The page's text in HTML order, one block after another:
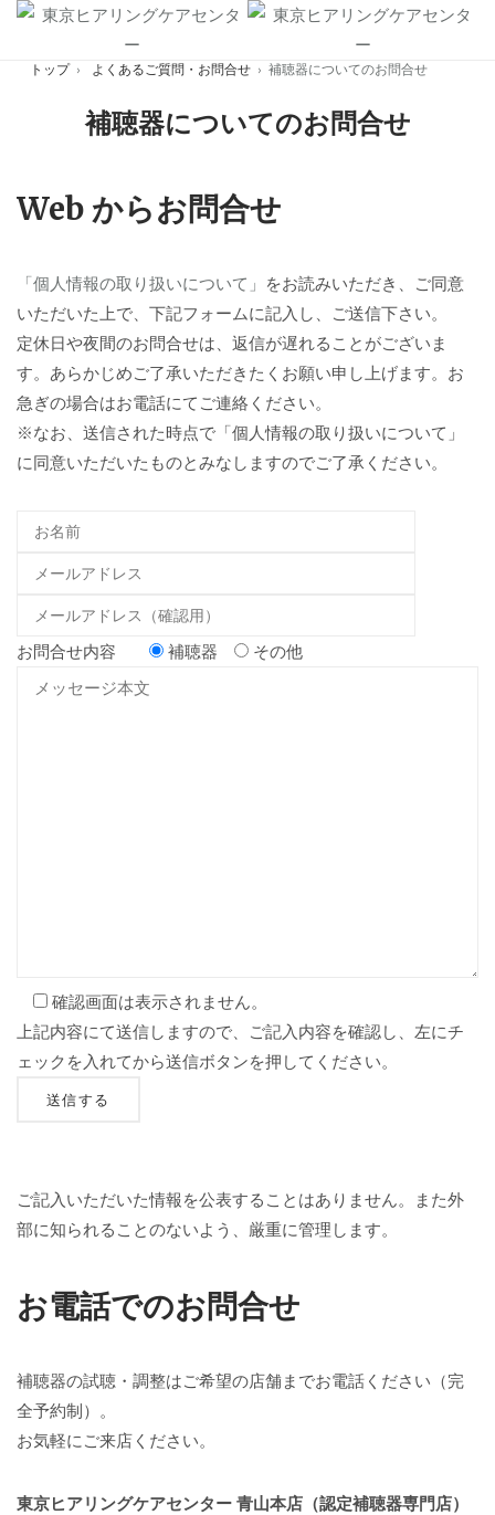
Skip
content
トップ › よくあるご質問・お問合せ › 補聴器についてのお問合せ
補聴器についてのお問合せ
Web からお問合せ
「個人情報の取り扱いについて」 をお読みいただき、ご同意
いただいた上で、下記フォームに記入し、ご送信下さい。
定休日や夜間のお問合せは、返信が遅れることがございま
す。あらかじめご了承いただきたくお願い申し上げます。お
急ぎの場合はお電話にてご連絡ください。
※なお、送信された時点で「個人情報の取り扱いについて」
に同意いただいたものとみなしますのでご了承ください。
お問合せ内容 補聴器 その他
確認画面は表示されません。
上記内容にて送信しますので、ご記入内容を確認し、左にチ
ェックを入れてから送信ボタンを押してください。
ご記入いただいた情報を公表することはありません。また外
部に知られることのないよう、厳重に管理します。
お電話でのお問合せ
補聴器の試聴・調整はご希望の店舗までお電話ください（完
全予約制）。
お気軽にご来店ください。
東京ヒアリングケアセンター 青山本店（認定補聴器専門店）